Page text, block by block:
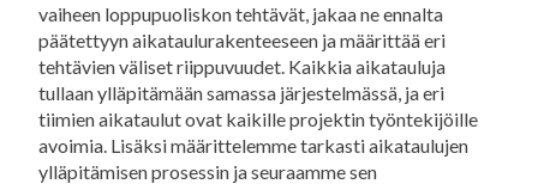
vaiheen loppupuoliskon tehtävät, jakaa ne ennalta
päätettyyn aikataulurakenteeseen ja määrittää eri
tehtävien väliset riippuvuudet. Kaikkia aikatauluja
tullaan ylläpitämään samassa järjestelmässä, ja eri
tiimien aikataulut ovat kaikille projektin työntekijöille
avoimia. Lisäksi määrittelemme tarkasti aikataulujen
ylläpitämisen prosessin ja seuraamme sen